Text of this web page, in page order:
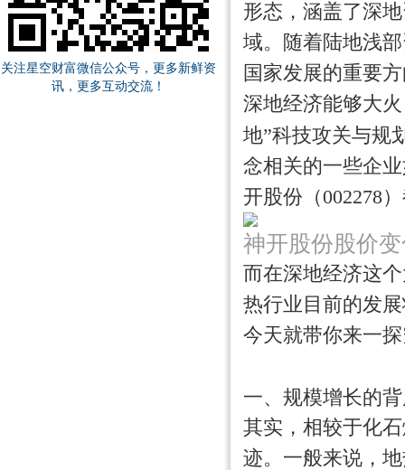
关注星空财富微信公众号，更多新鲜资
讯，更多互动交流！
形态，涵盖了深
域。随着陆地浅
国家发展的重要
深地经济能够大
地”科技攻关与规
念相关的一些企
开股份（002278
神开股份股价
而在深地经济这
热行业目前的发
今天就带你来一
一、规模增长的
其实，相较于化
迹。一般来说，